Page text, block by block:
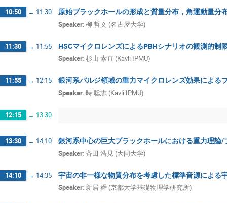
10:50 → 11:30 原始ブラックホールの形成と質量分布，角運動量分
Speaker: 柳 哲文 (名古屋大学)
11:30 → 11:55 HSCマイクロレンズによるPBHシナリオの観測的制
Speaker: 杉山 素直 (Kavli IPMU)
11:55 → 12:15 銀河系バルジ領域の重力マイクロレンズ効果による
Speaker: 時 聡志 (Kavli IPMU)
12:15 → 13:30
13:30 → 14:10 銀河系中心の巨大ブラックホールにおける重力理論
Speaker: 斉田 浩見 (大同大学)
14:10 → 14:35 宇宙の非一様な物質分布を考慮した標準音源による
Speaker: 新居 舜 (京都大学基礎物理学研究所)